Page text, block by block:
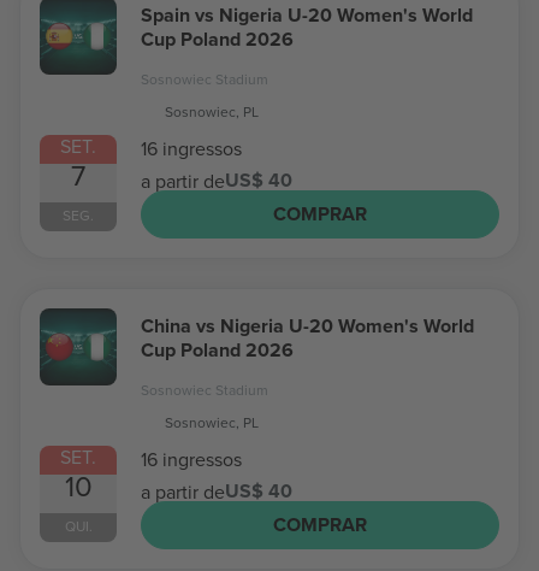
SET.
7
SEG.
Spain vs Nigeria U-20 Women's World
Cup Poland 2026
Sosnowiec Stadium
Sosnowiec, PL
16 ingressos
a partir deUS$ 40
COMPRAR
SET.
10
QUI.
China vs Nigeria U-20 Women's World
Cup Poland 2026
Sosnowiec Stadium
Sosnowiec, PL
16 ingressos
a partir deUS$ 40
COMPRAR